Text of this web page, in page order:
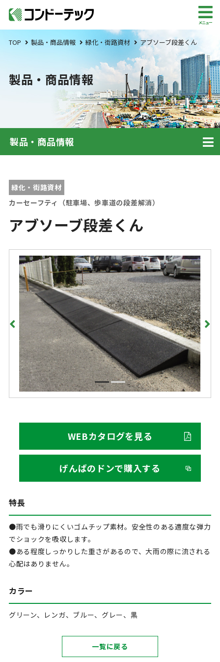
メニュー
TOP 製品・商品情報 緑化・街路資材 アブソーブ段差くん
製品・商品情報
製品・商品情報
緑化・街路資材
カーセーフティ（駐車場、歩車道の段差解消）
アブソーブ段差くん
WEBカタログを見る
げんばのドンで購入する
特長
●雨でも滑りにくいゴムチップ素材。安全性のある適度な弾力
でショックを吸収します。
●ある程度しっかりした重さがあるので、大雨の際に流される
心配はありません。
カラー
グリーン、レンガ、ブルー、グレー、黒
一覧に戻る